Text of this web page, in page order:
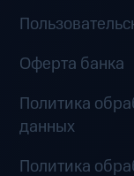
Оферта банка
Политика
данных
Политика